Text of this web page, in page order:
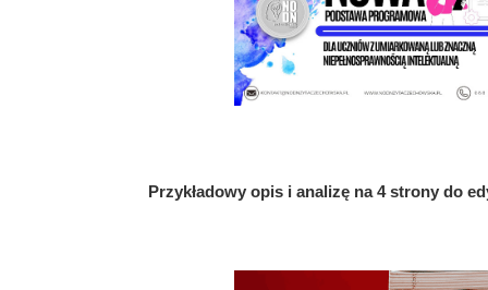
Przykładowy opis i analizę na 4 strony do